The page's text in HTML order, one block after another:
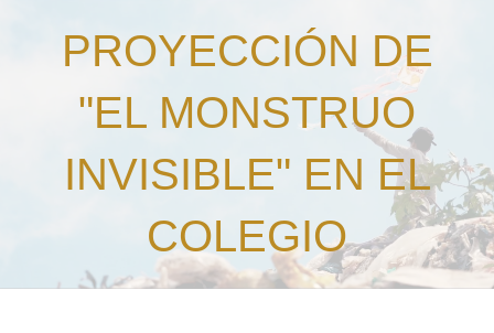
PROYECCIÓN DE
"EL MONSTRUO
INVISIBLE" EN EL
COLEGIO